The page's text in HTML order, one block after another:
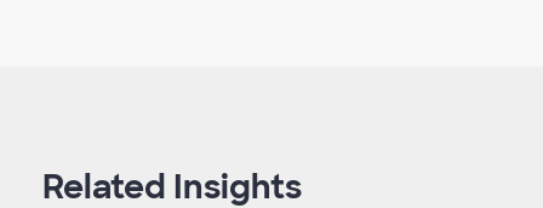
Related Insights